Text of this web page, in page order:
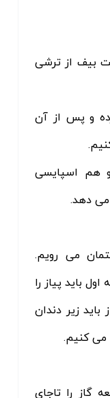
بیف از ترشی
و پس از آن
هم اسپایسی
می دهد.
می رویم.
باید پیاز را
زیر دندان
می کنیم.
گاز را تاجای